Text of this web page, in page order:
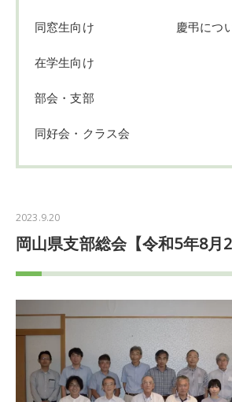
同窓生向け
在学生向け
部会・支部
同好会・クラス会
慶弔につ
2023.9.20
岡山県支部総会【令和5年8月